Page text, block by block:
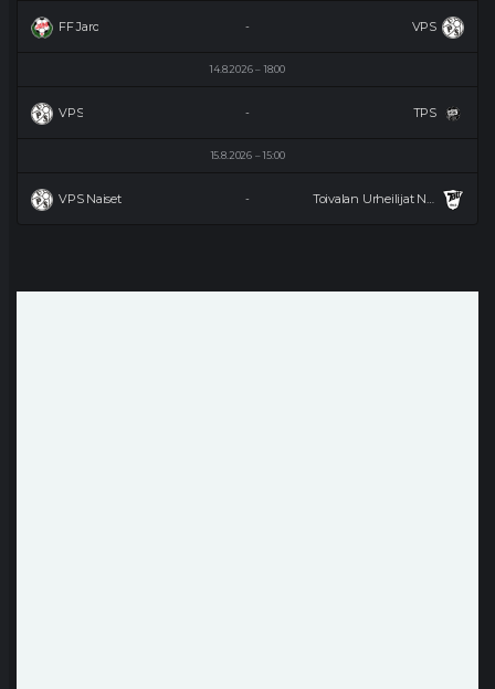
FF Jaro VPS
-
14.8.2026 18:00
VPS TPS
-
15.8.2026 15:00
VPS Naiset -